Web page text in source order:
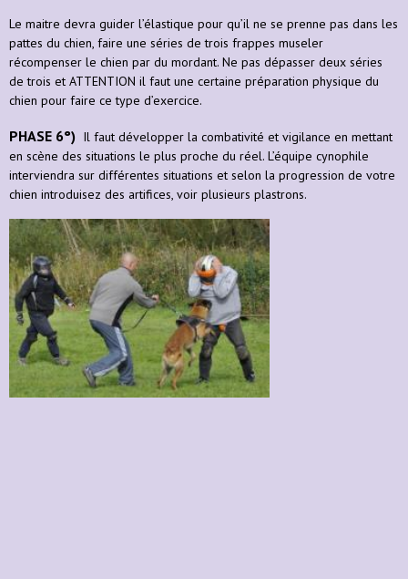
Le maitre devra guider l’élastique pour qu’il ne se prenne pas dans les
pattes du chien, faire une séries de trois frappes museler
récompenser le chien par du mordant. Ne pas dépasser deux séries
de trois et ATTENTION il faut une certaine préparation physique du
chien pour faire ce type d’exercice.
PHASE 6°) Il faut développer la combativité et vigilance en mettant
en scène des situations le plus proche du réel. L’équipe cynophile
interviendra sur différentes situations et selon la progression de votre
chien introduisez des artifices, voir plusieurs plastrons.